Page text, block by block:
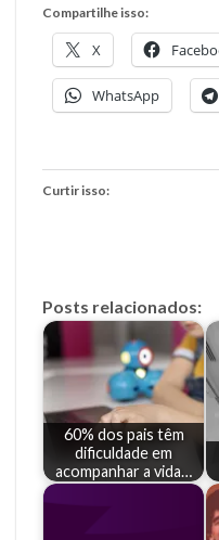
Compartilhe isso:
X
WhatsApp
Curtir isso:
Posts relacionados:
60% dos pais têm
dificuldade em
acompanhar a vida…